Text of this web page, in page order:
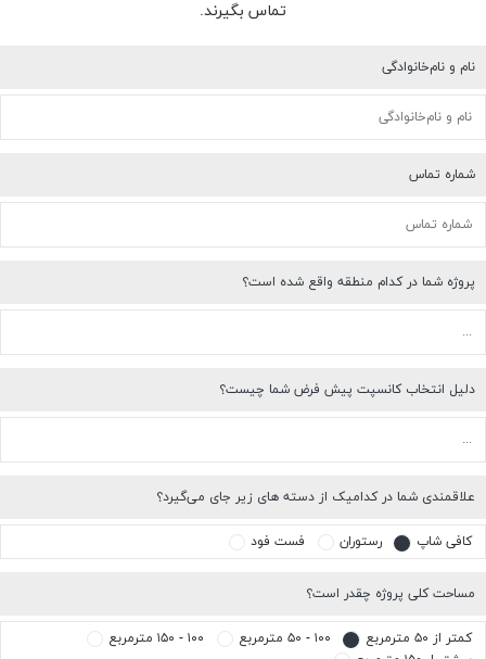
تماس بگیرند.
نام و نام‌خانوادگی
شماره تماس
پروژه شما در کدام منطقه واقع شده است؟
دلیل انتخاب کانسپت پیش فرض شما چیست؟
علاقمندی شما در کدامیک از دسته های زیر جای می‌گیرد؟
کافی شاپ رستوران فست فود
مساحت کلی پروژه چقدر است؟
کمتر از ۵۰ مترمربع ۱۰۰ - ۵۰ مترمربع
۱۰۰ - ۱۵۰ مترمربع